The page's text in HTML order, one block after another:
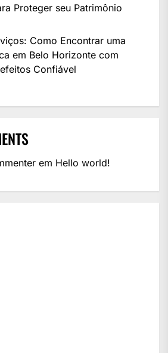
Proteger seu Patrimônio
Como Encontrar uma
em Belo Horizonte com
Confiável
em Hello world!